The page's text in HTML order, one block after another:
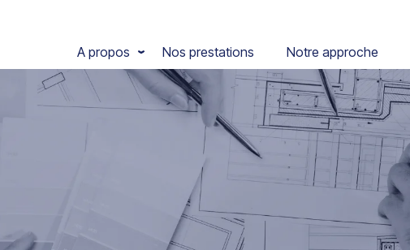
A propos Nos prestations Notre approche